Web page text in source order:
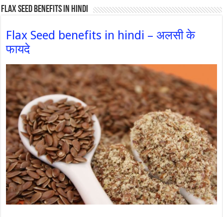
Flax Seed Benefits in hindi
Flax Seed benefits in hindi – अलसी के
फायदे